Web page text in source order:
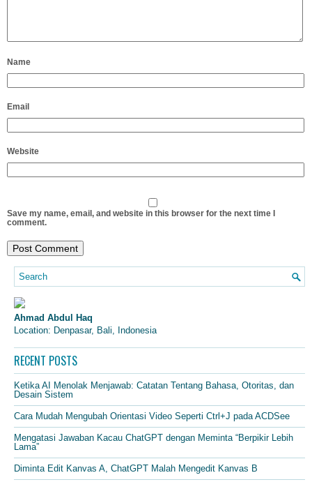
Name
Email
Website
Save my name, email, and website in this browser for the next time I
comment.
Ahmad Abdul Haq
Location: Denpasar, Bali, Indonesia
RECENT POSTS
Ketika AI Menolak Menjawab: Catatan Tentang Bahasa, Otoritas, dan
Desain Sistem
Cara Mudah Mengubah Orientasi Video Seperti Ctrl+J pada ACDSee
Mengatasi Jawaban Kacau ChatGPT dengan Meminta “Berpikir Lebih
Lama”
Diminta Edit Kanvas A, ChatGPT Malah Mengedit Kanvas B